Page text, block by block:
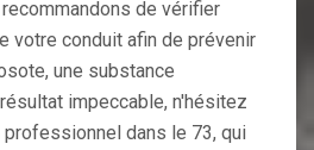
de vérifier
votre conduit afin de prévenir
une substance
impeccable, n'hésitez
professionnel dans le 73, qui